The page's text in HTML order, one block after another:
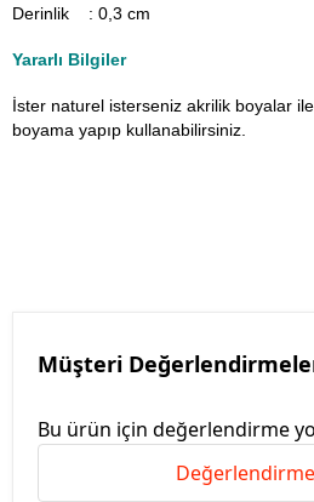
Derinlik : 0,3 cm
Yararlı Bilgiler
İster naturel isterseniz akrilik boyalar
boyama yapıp kullanabilirsiniz.
Müşteri
Bu ürün için değerlendirme
Değerlendirme